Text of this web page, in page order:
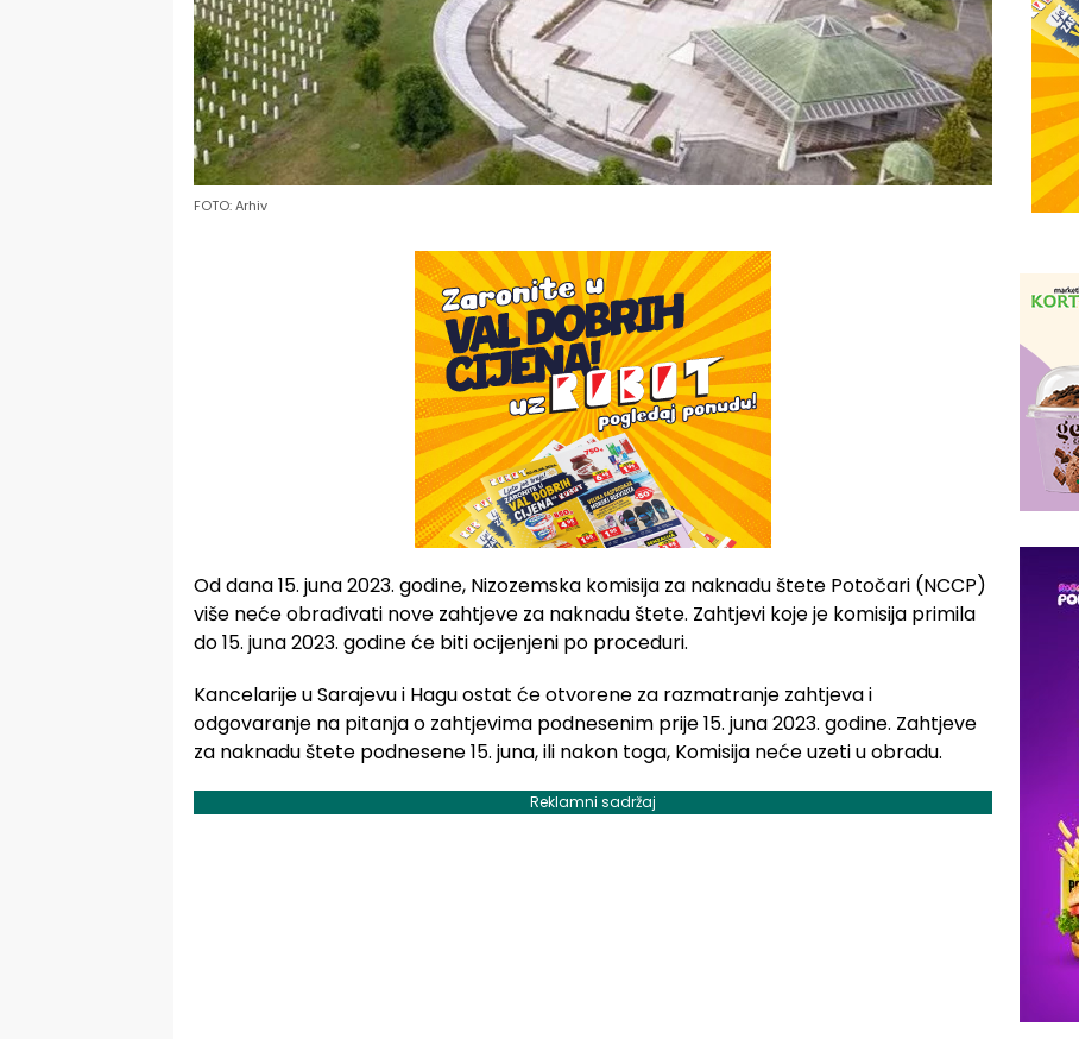
FOTO: Arhiv
Od dana 15. juna 2023. godine, Nizozemska komisija za naknadu štete Potočari (NCCP)
više neće obrađivati nove zahtjeve za naknadu štete. Zahtjevi koje je komisija primila
do 15. juna 2023. godine će biti ocijenjeni po proceduri.
Kancelarije u Sarajevu i Hagu ostat će otvorene za razmatranje zahtjeva i
odgovaranje na pitanja o zahtjevima podnesenim prije 15. juna 2023. godine. Zahtjeve
za naknadu štete podnesene 15. juna, ili nakon toga, Komisija neće uzeti u obradu.
Reklamni sadržaj